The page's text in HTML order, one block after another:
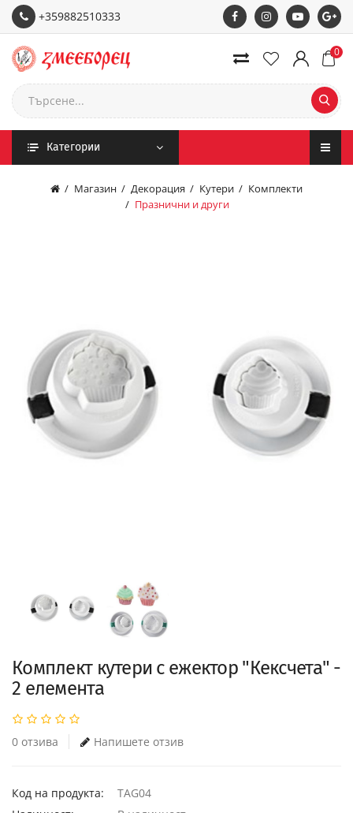
+359882510333
0
Категории
Магазин Декорация Кутери
Комплекти
Празнични и други
Комплект кутери с ежектор "Кексчета" -
2 елемента
0 отзива Напишете отзив
Код на продукта:
TAG04